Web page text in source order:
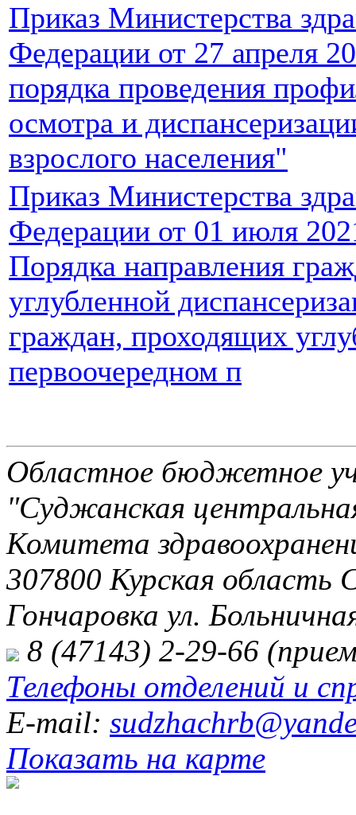
Приказ Министерства
Федерации от 27 апреля
порядка проведения
осмотра и
взрослого населения"
Приказ Министерства
Федерации от 01 июля
Порядка направления
углубленной
граждан, проходящих
первоочередном п
Областное бюджетное
"Суджанская
Комитета
307800 Курская область
Гончаровка ул.
8 (47143) 2-29-66
Телефоны отделений и
E-mail:
Показать на карте